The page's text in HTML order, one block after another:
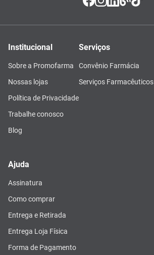
Institucional
Sobre a Promofarma
Nossas lojas
Política de Privacidade
Trabalhe conosco
Blog
Serviços
Convênio Farmácia
Serviços Farmacêuticos
Ajuda
Assinatura
Como comprar
Entrega e Retirada
Entrega Loja Física
Forma de Pagamento